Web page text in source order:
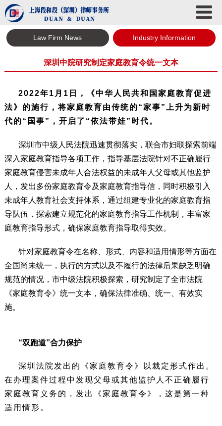
Law Firm News Industry Information
深圳中院研究制定家庭教育令统一文本
2022年1月1日，《中华人民共和国家庭教育促进
法》的施行，将家庭教育由传统的“家事”上升为新时
代的“国事”，开启了“依法带娃”时代。
深圳市中级人民法院迅速贯彻落实，联合市妇联探索前端
深入家庭教育指导各项工作，指导基层法院针对不正确履行
家庭教育侵害未成年人合法权益的未成年人父母或其他监护
人，发出多份家庭教育令及家庭教育指导信， 同时积极引入
未成年人教育社会支持体系，通过组建专业化的家庭教育指
导队伍，探索建立规范化的家庭教育指导工作机制，丰富家
庭教育指导形式，确保家庭教育指导取得实效。
针对家庭教育令在名称、形式、内容和适用情形等方面在
全国尚未统一，执行的方式以及不履行的法律后果缺乏明确
规范的情况，市中级法院积极探索，研究制定了全市法院
《家庭教育令》统一文本，确保法律准确、统一、有效实
施。
“双跑道”合力保护
深圳法院发出的《家庭教育令》以裁定形式作出。
在办理案件过程中发现父母或其他监护人不正确履行
家庭教育义务的，发出《家庭教育令》，这是第一种
适用情形。